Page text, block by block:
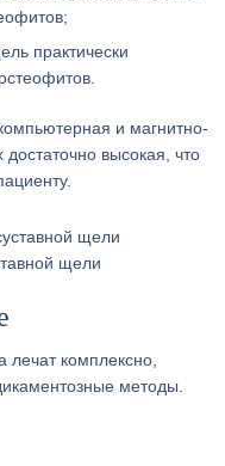
практически
и магнитно-
высокая, что
щели
лечат комплексно,
методы.